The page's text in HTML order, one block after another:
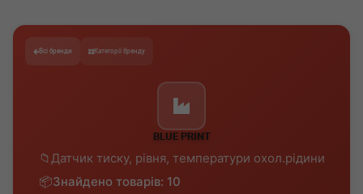
Всі бренди Категорії бренду
BLUE PRINT
Датчик тиску, рівня, температури охол.рідини
Знайдено товарів: 10